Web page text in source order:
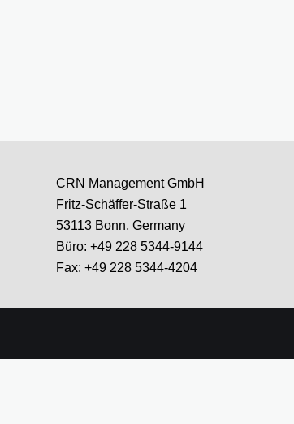
CRN Management GmbH
Fritz-Schäffer-Straße 1
53113 Bonn, Germany
Büro: +49 228 5344-9144
Fax: +49 228 5344-4204